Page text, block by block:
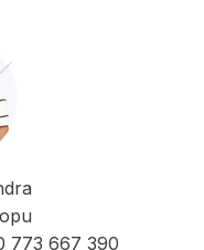
773 667 390